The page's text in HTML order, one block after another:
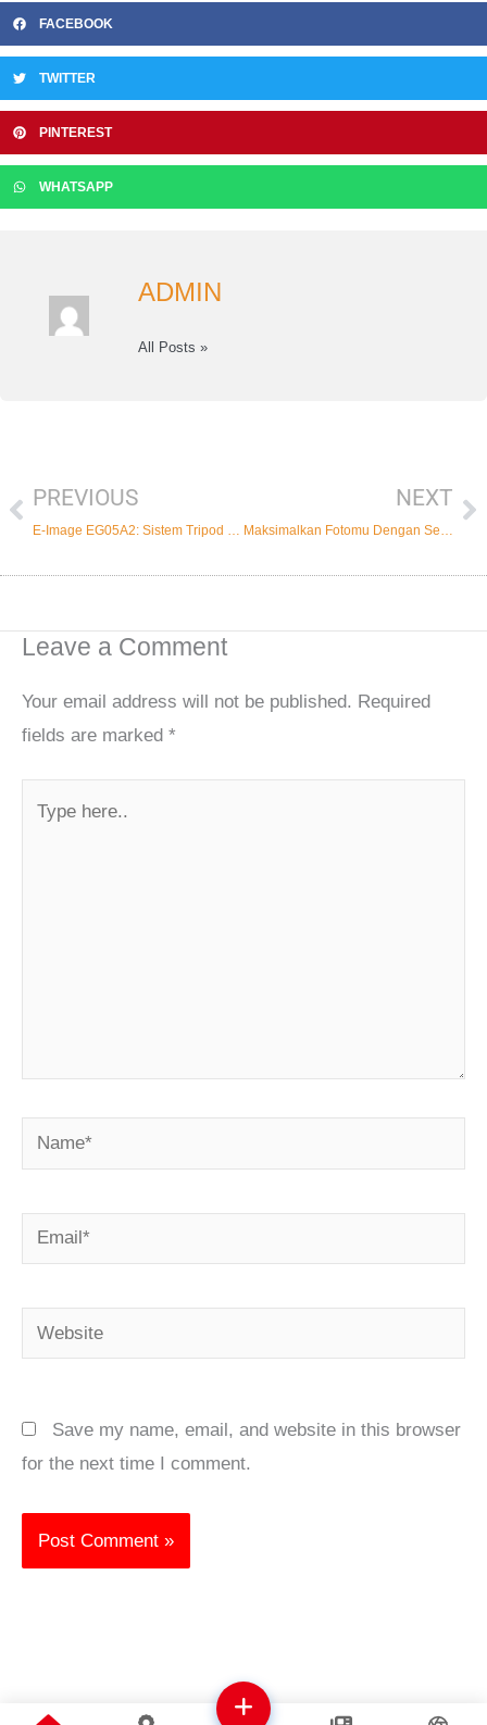
FACEBOOK
TWITTER
PINTEREST
WHATSAPP
ADMIN
All Posts »
PrevPREVIOUS
E-Image EG05A2: Sistem Tripod Kinerja Tinggi untuk Pembuat Film Profesional
NEXT
Maksimalkan Fotomu Dengan Sekonic Light Meter
Leave a Comment
Your email address will not be published. Required
fields are marked *
Name*
Email*
Website
Save my name, email, and website in this browser
for the next time I comment.